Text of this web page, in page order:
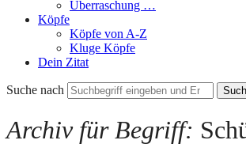
Überraschung …
Köpfe
Köpfe von A-Z
Kluge Köpfe
Dein Zitat
Suche nach
Archiv für Begriff: